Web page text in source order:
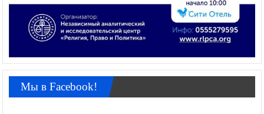
Мы в Facebook!